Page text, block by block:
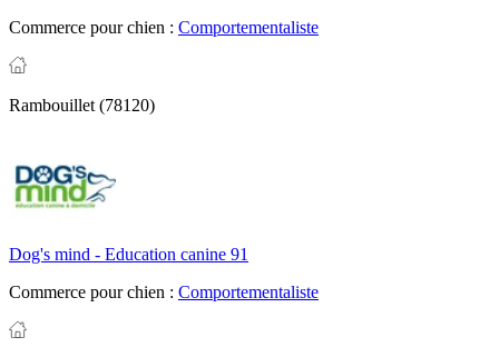
Commerce pour chien : Comportementaliste
Rambouillet (78120)
Dog's mind - Education canine 91
Commerce pour chien : Comportementaliste